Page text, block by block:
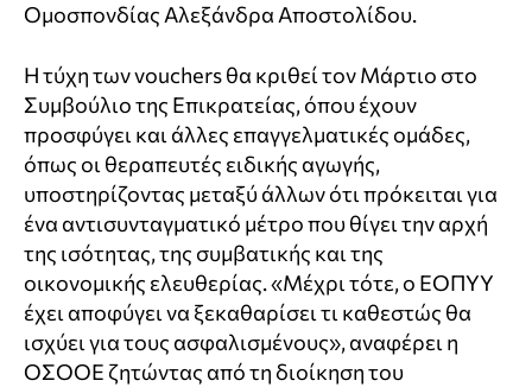
Ομοσπονδίας Αλεξάνδρα Αποστολίδου.
Η τύχη των vouchers θα κριθεί τον Μάρτιο στο
Συμβούλιο της Επικρατείας, όπου έχουν
προσφύγει και άλλες επαγγελματικές ομάδες,
όπως οι θεραπευτές ειδικής αγωγής,
υποστηρίζοντας μεταξύ άλλων ότι πρόκειται για
ένα αντισυνταγματικό μέτρο που θίγει την αρχή
της ισότητας, της συμβατικής και της
οικονομικής ελευθερίας. «Μέχρι τότε, ο ΕΟΠΥΥ
έχει αποφύγει να ξεκαθαρίσει τι καθεστώς θα
ισχύει για τους ασφαλισμένους», αναφέρει η
ΟΣΟΟΕ ζητώντας από τη διοίκηση του